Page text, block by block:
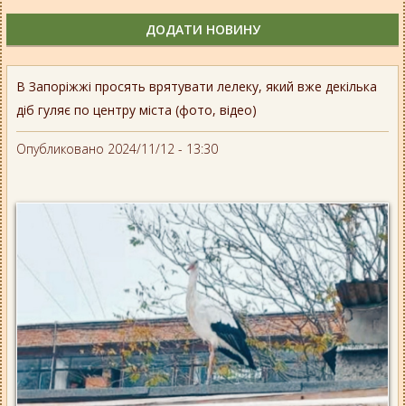
В Запоріжжі просять врятувати лелеку, який вже декілька
діб гуляє по центру міста (фото, відео)
Опубликовано 2024/11/12 - 13:30
ДОДАТИ НОВИНУ